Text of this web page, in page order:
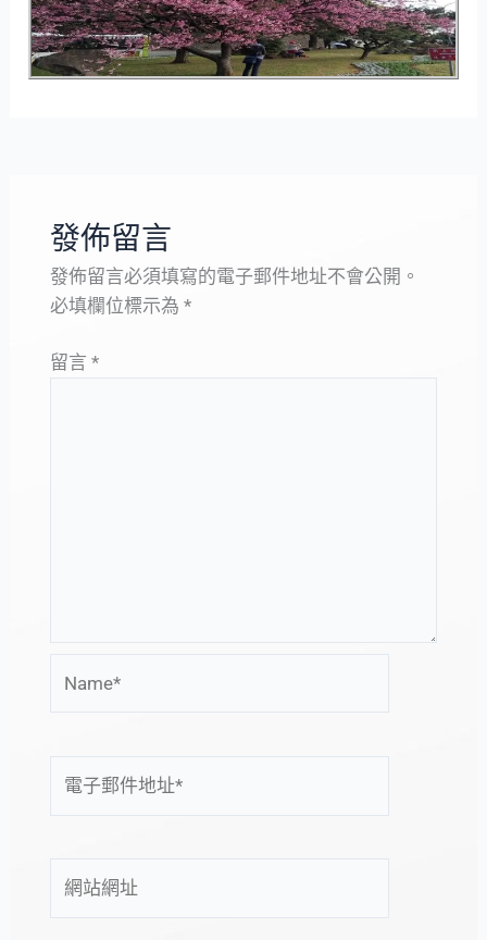
發佈留言
發佈留言必須填寫的電子郵件地址不會公開。
必填欄位標示為 *
留言 *
子
件
地
站